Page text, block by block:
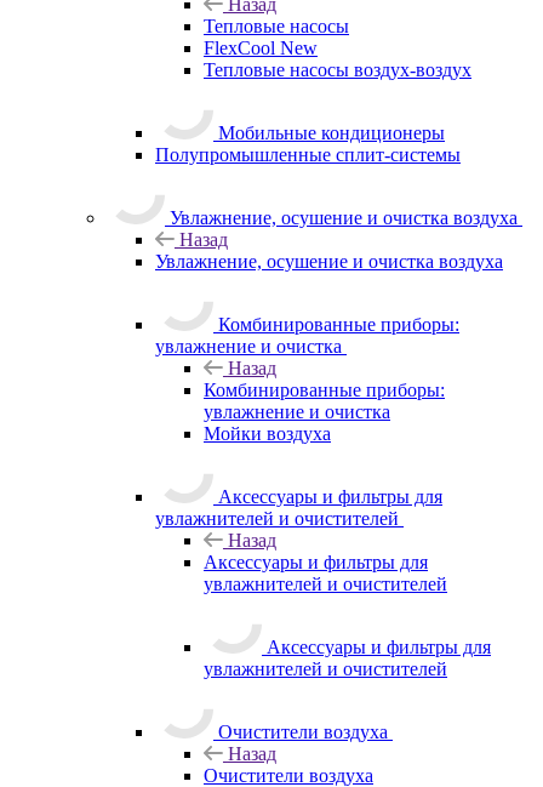
Назад
Тепловые насосы
FlexCool New
Тепловые насосы воздух-воздух
Мобильные кондиционеры
Полупромышленные сплит-системы
Увлажнение, осушение и очистка воздуха
Назад
Увлажнение, осушение и очистка воздуха
Комбинированные приборы:
увлажнение и очистка
Назад
Комбинированные приборы:
увлажнение и очистка
Мойки воздуха
Аксессуары и фильтры для
увлажнителей и очистителей
Назад
Аксессуары и фильтры для
увлажнителей и очистителей
Аксессуары и фильтры для
увлажнителей и очистителей
Очистители воздуха
Назад
Очистители воздуха